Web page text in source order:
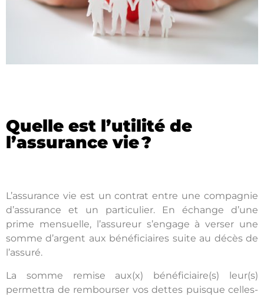
Quelle est l’utilité de
l’assurance vie ?
L’assurance vie est un contrat entre une compagnie
d’assurance et un particulier. En échange d’une
prime mensuelle, l’assureur s’engage à verser une
somme d’argent aux bénéficiaires suite au décès de
l’assuré.
La somme remise aux(x) bénéficiaire(s) leur(s)
permettra de rembourser vos dettes puisque celles-